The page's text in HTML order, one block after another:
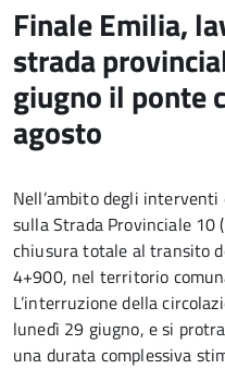
Finale Emilia,
strada
giugno il ponte
agosto
Nell’ambito degli
sulla Strada Provinciale 10
chiusura totale al transito
4+900, nel territorio
L’interruzione della
lunedì 29 giugno, e si
una durata complessiva